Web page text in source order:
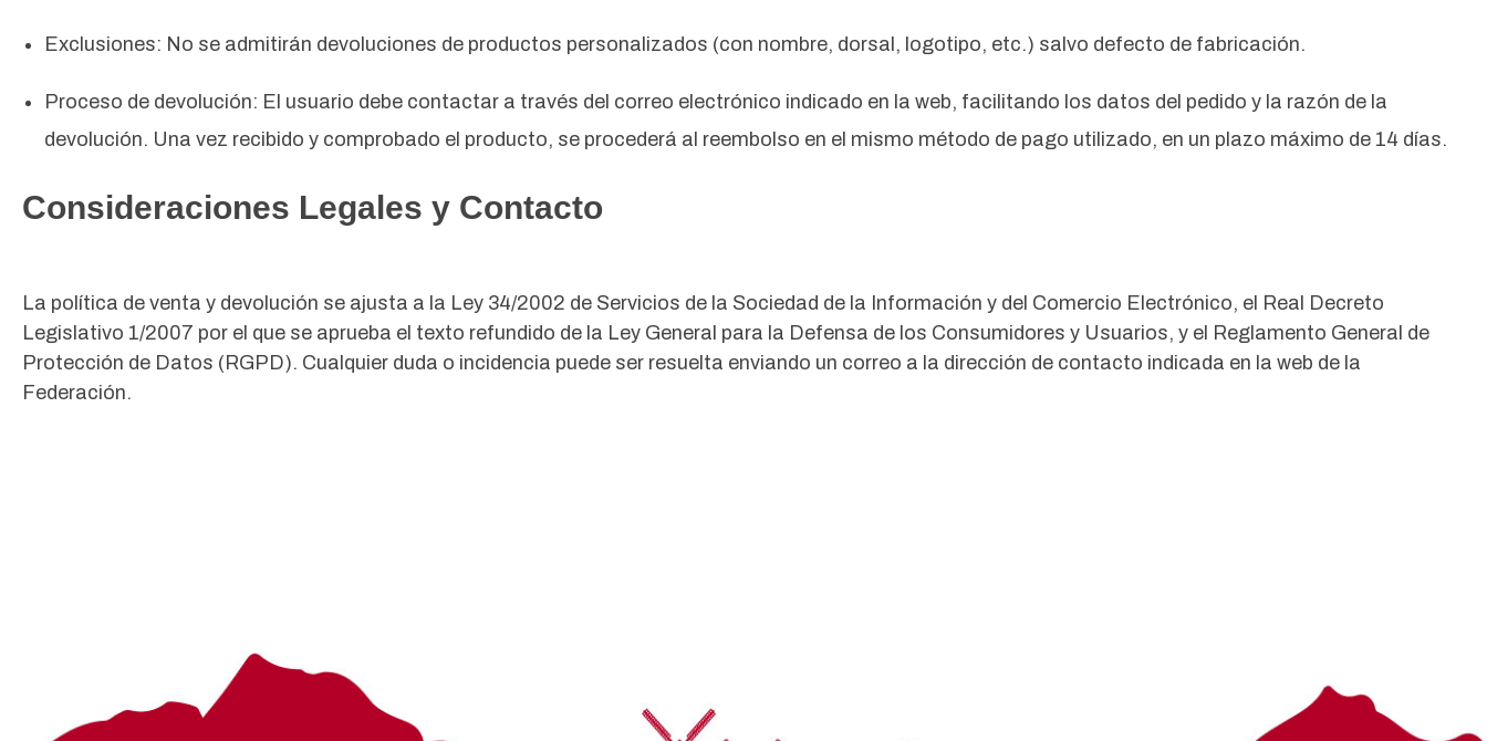
Exclusiones: No se admitirán devoluciones de productos personalizados (con nombre, dorsal, logotipo, etc.) salvo defecto de fabricación.
Proceso de devolución: El usuario debe contactar a través del correo electrónico indicado en la web, facilitando los datos del pedido y la razón de la
devolución. Una vez recibido y comprobado el producto, se procederá al reembolso en el mismo método de pago utilizado, en un plazo máximo de 14 días.
Consideraciones Legales y Contacto
La política de venta y devolución se ajusta a la Ley 34/2002 de Servicios de la Sociedad de la Información y del Comercio Electrónico, el Real Decreto
Legislativo 1/2007 por el que se aprueba el texto refundido de la Ley General para la Defensa de los Consumidores y Usuarios, y el Reglamento General de
Protección de Datos (RGPD). Cualquier duda o incidencia puede ser resuelta enviando un correo a la dirección de contacto indicada en la web de la
Federación.